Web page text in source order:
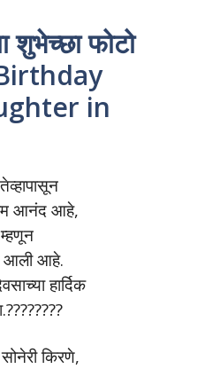
शुभेच्छा फोटो
in
आनंद आहे,
आली आहे.
हार्दिक
सोनेरी किरणे,